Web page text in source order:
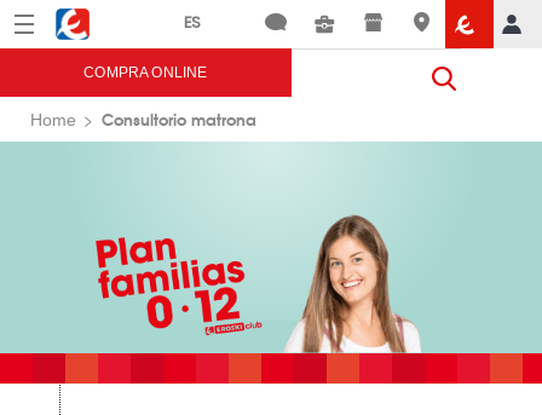
Menú Eroski
COMPRA ONLINE
Home Consultorio matrona